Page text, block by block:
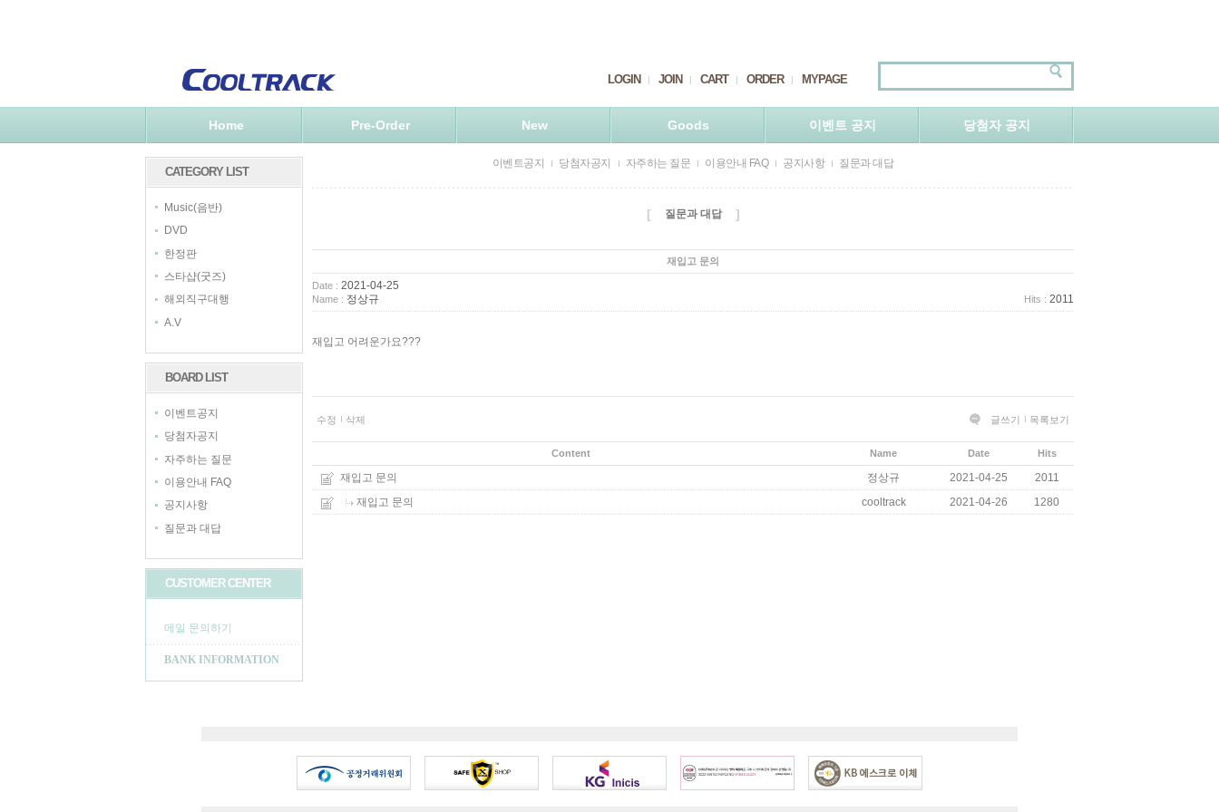
LOGIN JOIN CART ORDER MYPAGE
Home Pre-Order New Goods 이벤트 공지 당첨자 공지
CATEGORY LIST
Music(음반)
DVD
한정판
스타샵(굿즈)
해외직구대행
A.V
BOARD LIST
이벤트공지
당첨자공지
자주하는 질문
이용안내 FAQ
공지사항
질문과 대답
CUSTOMER CENTER
메일 문의하기
BANK INFORMATION
이벤트공지 당첨자공지 자주하는 질문 이용안내 FAQ 공지사항 질문과 대답
[ 질문과 대답 ]
재입고 문의
Date : 2021-04-25
Name : 정상규 Hits : 2011
재입고 어려운가요???
수정 삭제 글쓰기 목록보기
Content Name Date Hits
재입고 문의 정상규 2021-04-25
2011
재입고 문의
cooltrack 2021-04-26 1280